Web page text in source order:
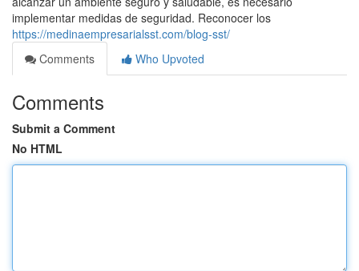
implementar medidas de seguridad. Reconocer los
https://medinaempresarialsst.com/blog-sst/
Comments
Who Upvoted
Comments
Submit a Comment
No HTML